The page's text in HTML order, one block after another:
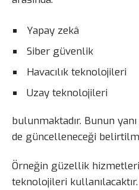
Yapay zekâ
Siber güvenlik
Havacılık teknolojileri
Uzay teknolojileri
bulunmaktadır. Bunun
de güncelleneceği
Örneğin güzellik
teknolojileri